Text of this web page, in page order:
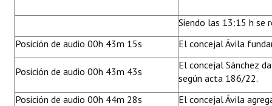
Siendo las 13:15 h se
Posición de audio 00h 43m 15s
El concejal Ávila
Posición de audio 00h 43m 43s
El concejal Sánchez
según acta 186/22.
Posición de audio 00h 44m 28s
El concejal Ávila